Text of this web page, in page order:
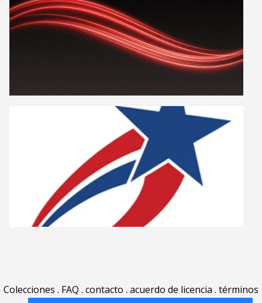
Colecciones . FAQ . contacto . acuerdo de licencia . términos